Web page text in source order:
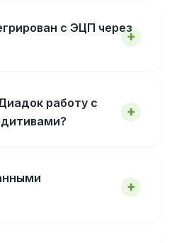
с ЭЦП через
работу с